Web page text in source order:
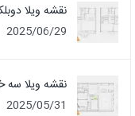
نقشه ویلا دوبلکس
2025/06/29
نقشه ویلا سه
2025/05/31